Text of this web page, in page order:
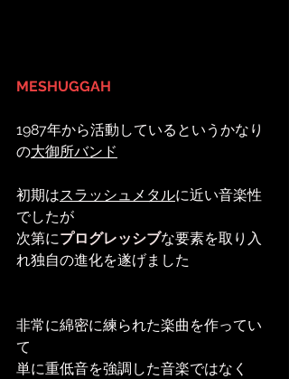
MESHUGGAH
1987年から活動しているというかなり
の大御所バンド
初期はスラッシュメタルに近い音楽性
でしたが
次第にプログレッシブな要素を取り入
れ独自の進化を遂げました
非常に綿密に練られた楽曲を作ってい
て
単に重低音を強調した音楽ではなく